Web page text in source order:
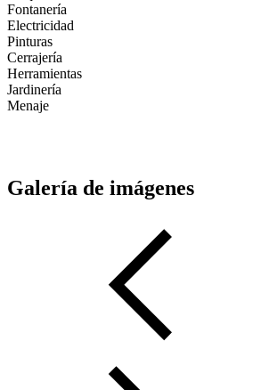
Fontanería
Electricidad
Pinturas
Cerrajería
Herramientas
Jardinería
Menaje
Galería de imágenes